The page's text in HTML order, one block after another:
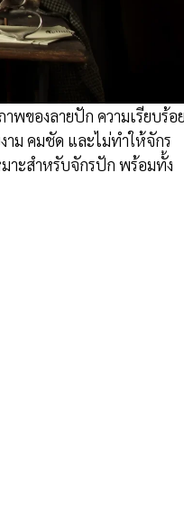
พของลายปัก ความเรียบร้อ
าม คมชัด และไม่ทำให้จักร
าะสำหรับจักรปัก พร้อมทั้ง